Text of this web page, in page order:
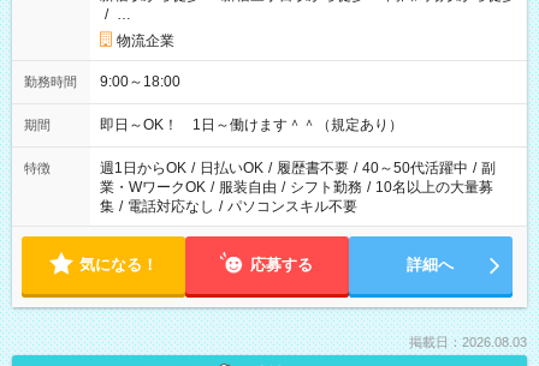
/ …
物流企業
勤務時間 9:00～18:00
期間 即日～OK！ 1日～働けます＾＾（規定あり）
特徴 週1日からOK / 日払いOK / 履歴書不要 / 40～50代活躍中 / 副
業・WワークOK / 服装自由 / シフト勤務 / 10名以上の大量募
集 / 電話対応なし / パソコンスキル不要
気になる！ 応募する 詳細へ
掲載日：2026.08.03